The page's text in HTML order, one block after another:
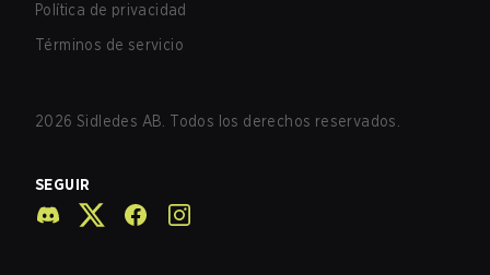
Política de privacidad
Términos de servicio
2026 Sidledes AB. Todos los derechos reservados.
SEGUIR